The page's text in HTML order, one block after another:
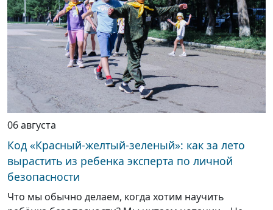
06 августа
Код «Красный-желтый-зеленый»: как за лето
вырастить из ребенка эксперта по личной
безопасности
Что мы обычно делаем, когда хотим научить